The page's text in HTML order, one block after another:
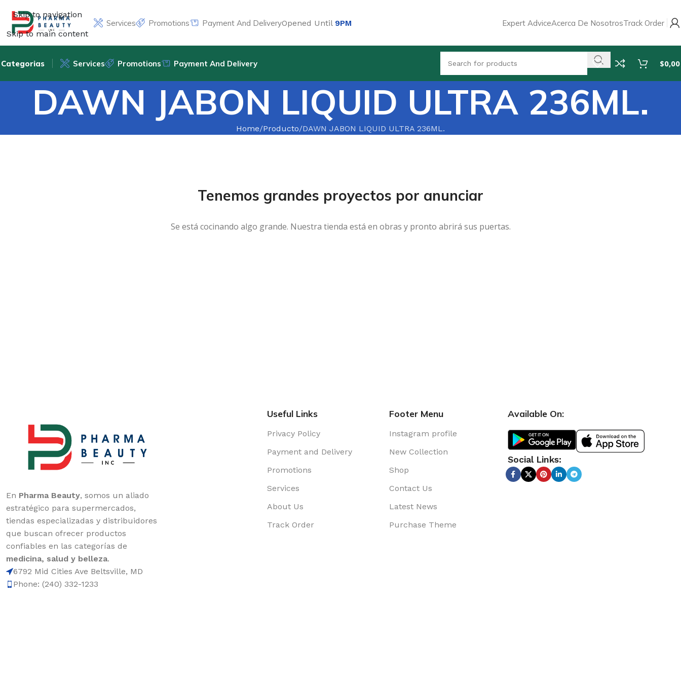
Skip to navigation
Skip to main content
Services Promotions Payment And DeliveryOpened Until 9PM Expert AdviceAcerca De NosotrosTrack Order
Categorias Services Promotions Payment And Delivery $0,00
DAWN JABON LIQUID ULTRA 236ML.
Home Producto DAWN JABON LIQUID ULTRA 236ML.
Tenemos grandes proyectos por anunciar
Se está cocinando algo grande. Nuestra tienda está en obras y pronto abrirá sus puertas.
En Pharma Beauty, somos un aliado
estratégico para supermercados,
tiendas especializadas y distribuidores
que buscan ofrecer productos
confiables en las categorías de
medicina, salud y belleza.
6792 Mid Cities Ave Beltsville, MD
Phone: (240) 332-1233
Useful Links
Privacy Policy
Payment and Delivery
Promotions
Services
About Us
Track Order
Footer Menu
Instagram profile
New Collection
Shop
Contact Us
Latest News
Purchase Theme
Available On:
Social Links: